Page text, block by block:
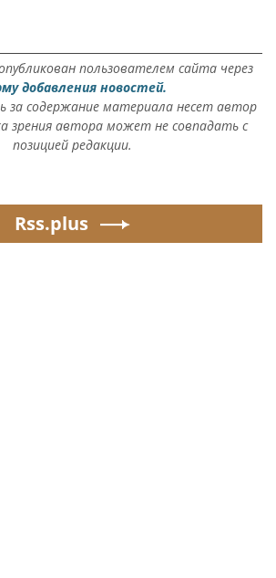
пользователем сайта через
добавления новостей.
за содержание материала несет автор
зрения автора может не совпадать с
позицией редакции.
Rss.plus